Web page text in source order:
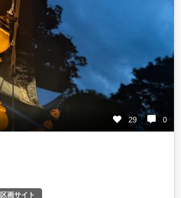
29 0
区画サイト